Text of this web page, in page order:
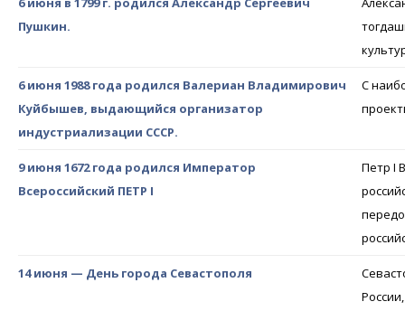
Пушкин.
6 июня 1988 года родился Валериан Владимирович
Куйбышев, выдающийся организатор
индустриализации СССР.
С
9 июня 1672 года родился Император
Всероссийский ПЕТР I
Петр I
14 июня — День города Севастополя